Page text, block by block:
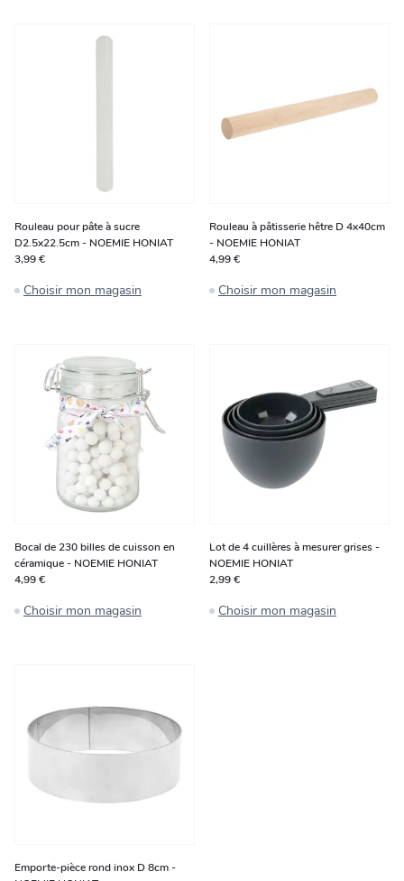
Rouleau pour pâte à sucre
D2.5x22.5cm - NOEMIE HONIAT
3,99 €
Choisir mon magasin
Rouleau à pâtisserie hêtre D 4x40cm
- NOEMIE HONIAT
4,99 €
Choisir mon magasin
Bocal de 230 billes de cuisson en
céramique - NOEMIE HONIAT
4,99 €
Choisir mon magasin
Lot de 4 cuillères à mesurer grises -
NOEMIE HONIAT
2,99 €
Choisir mon magasin
Emporte-pièce rond inox D 8cm -